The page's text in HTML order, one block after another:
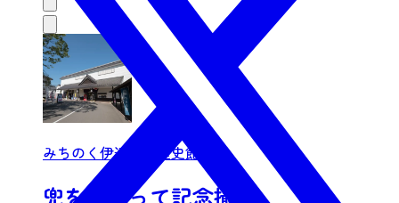
みちのく伊達政宗歴史館
兜をかぶって記念撮影